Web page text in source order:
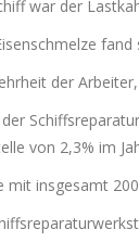
war der
fand
der
von 2,3% im
mit insgesamt